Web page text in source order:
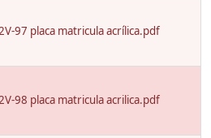
97 placa matricula acrílica.pdf
98 placa matricula acrilica.pdf